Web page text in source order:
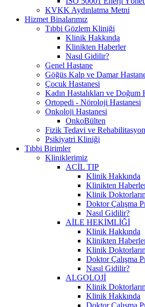
KVKK Aydınlatma Metni
Hizmet Binalarımız
Tıbbi Gözlem Kliniği
Klinik Hakkında
Klinikten Haberler
Nasıl Gidilir?
Genel Hastane
Göğüs Kalp ve Damar
Çocuk Hastanesi
Kadın Hastalıkları ve Doğum
Ortopedi - Nöroloji Hastanesi
Onkoloji Hastanesi
OnkoBülten
Fizik Tedavi ve
Psikiyatri Kliniği
Tıbbi Birimler
Kliniklerimiz
ACİL TIP
Klinik Hakkında
Klinikten
Klinik
Doktor Çalışma
Nasıl Gidilir?
AİLE HEKİMLİĞİ
Klinik Hakkında
Klinikten
Klinik
Doktor Çalışma
Nasıl Gidilir?
ALGOLOJİ
Klinik
Klinik Hakkında
Doktor Çalışma